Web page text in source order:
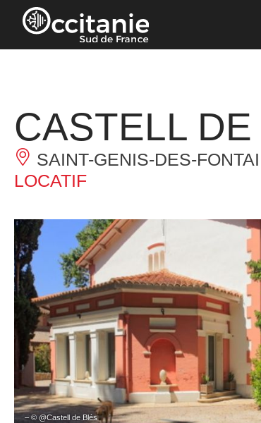
Panneau de gestion des cookies
CASTELL
SAINT-GENIS-DES-
LOCATIF
– © @Castell de Blés